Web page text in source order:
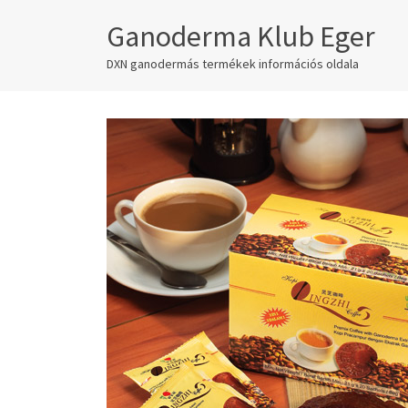
Ganoderma Klub Eger
DXN ganodermás termékek információs oldala